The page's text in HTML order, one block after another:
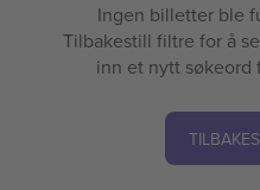
Ingen billetter ble
Tilbakestill filtre for å
inn et nytt søkeord